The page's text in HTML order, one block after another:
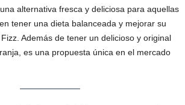
alternativa fresca y deliciosa para aquellas
tener una dieta balanceada y mejorar su
Además de tener un delicioso y original
es una propuesta única en el mercado